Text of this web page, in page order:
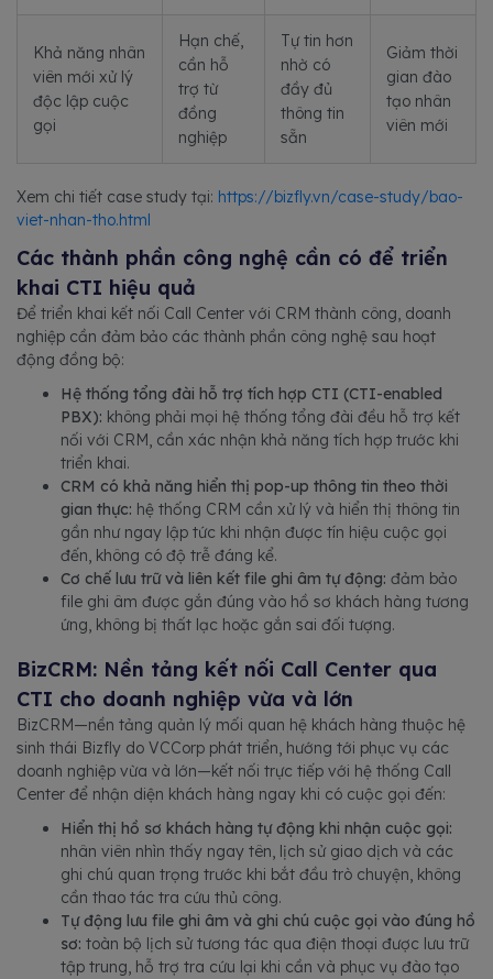
Khả năng nhân
viên mới xử lý
độc lập cuộc
gọi
Hạn chế,
cần hỗ
trợ từ
đồng
nghiệp
Tự tin hơn
nhờ có
đầy đủ
thông tin
sẵn
Giảm thời
gian đào
tạo nhân
viên mới
Xem chi tiết case study tại: https://bizfly.vn/case-study/bao-
viet-nhan-tho.html
Các thành phần công nghệ cần có để triển
khai CTI hiệu quả
Để triển khai kết nối Call Center với CRM thành công, doanh
nghiệp cần đảm bảo các thành phần công nghệ sau hoạt
động đồng bộ:
Hệ thống tổng đài hỗ trợ tích hợp CTI (CTI-enabled
PBX): không phải mọi hệ thống tổng đài đều hỗ trợ kết
nối với CRM, cần xác nhận khả năng tích hợp trước khi
triển khai.
CRM có khả năng hiển thị pop-up thông tin theo thời
gian thực: hệ thống CRM cần xử lý và hiển thị thông tin
gần như ngay lập tức khi nhận được tín hiệu cuộc gọi
đến, không có độ trễ đáng kể.
Cơ chế lưu trữ và liên kết file ghi âm tự động: đảm bảo
file ghi âm được gắn đúng vào hồ sơ khách hàng tương
ứng, không bị thất lạc hoặc gắn sai đối tượng.
BizCRM: Nền tảng kết nối Call Center qua
CTI cho doanh nghiệp vừa và lớn
BizCRM—nền tảng quản lý mối quan hệ khách hàng thuộc hệ
sinh thái Bizfly do VCCorp phát triển, hướng tới phục vụ các
doanh nghiệp vừa và lớn—kết nối trực tiếp với hệ thống Call
Center để nhận diện khách hàng ngay khi có cuộc gọi đến:
Hiển thị hồ sơ khách hàng tự động khi nhận cuộc gọi:
nhân viên nhìn thấy ngay tên, lịch sử giao dịch và các
ghi chú quan trọng trước khi bắt đầu trò chuyện, không
cần thao tác tra cứu thủ công.
Tự động lưu file ghi âm và ghi chú cuộc gọi vào đúng hồ
sơ: toàn bộ lịch sử tương tác qua điện thoại được lưu trữ
tập trung, hỗ trợ tra cứu lại khi cần và phục vụ đào tạo